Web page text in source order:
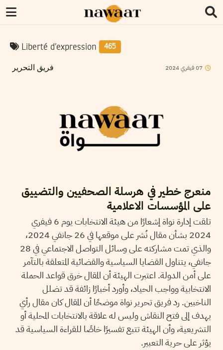
Liberté d’expression 465
فريق التحرير 07فيفري2024
منعرج خطير في هرسلة الصحفيين والتضييق
على المؤسسات الاعلامية
تلقت إدارة نواة إشعارًا من هيئة الانتخابات يوم 6 فيفري
2024 بشأن مقال نُشر على موقعها في 26 جانفي 2024،
والذي تمت مشاركته على وسائل التواصل الاجتماعي في 28
جانفي، يتناول القضايا السياسية والقضائية المتعلقة بالتآمر
على أمن الدولة. اعتبرت الهيئة أن المقال خرق قواعد الحملة
الانتخابية وواجب الحياد، وأورد أخبارًا زائفة قد تضلل
الناخبين. رد فريق تحرير نواة موضحًا أن المقال كان مقال رأي
يهدف إلى فتح النقاش وليس له علاقة بالانتخابات المحلية أو
التشريعية، وأن الهيئة تتبع تفسيرًا خاصًا للقراءة السياسية قد
يؤثر على حرية التعبير.